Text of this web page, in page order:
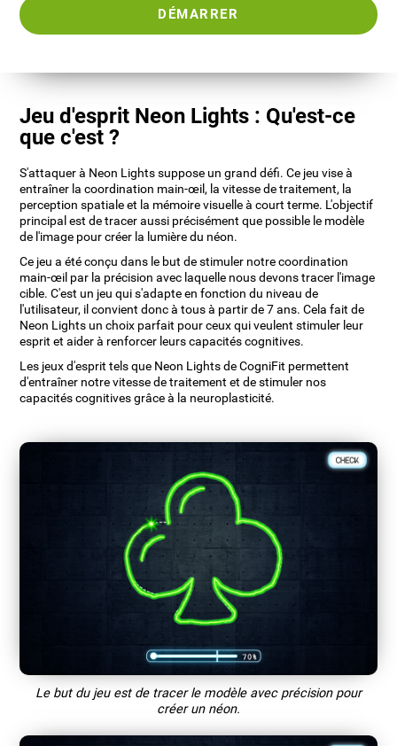
DÉMARRER
Jeu d'esprit Neon Lights : Qu'est-ce
que c'est ?
S'attaquer à Neon Lights suppose un grand défi. Ce jeu vise à
entraîner la coordination main-œil, la vitesse de traitement, la
perception spatiale et la mémoire visuelle à court terme. L'objectif
principal est de tracer aussi précisément que possible le modèle
de l'image pour créer la lumière du néon.
Ce jeu a été conçu dans le but de stimuler notre coordination
main-œil par la précision avec laquelle nous devons tracer l'image
cible. C'est un jeu qui s'adapte en fonction du niveau de
l'utilisateur, il convient donc à tous à partir de 7 ans. Cela fait de
Neon Lights un choix parfait pour ceux qui veulent stimuler leur
esprit et aider à renforcer leurs capacités cognitives.
Les jeux d'esprit tels que Neon Lights de CogniFit permettent
d'entraîner notre vitesse de traitement et de stimuler nos
capacités cognitives grâce à la neuroplasticité.
Le but du jeu est de tracer le modèle avec précision pour
créer un néon.